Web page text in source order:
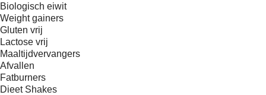
Biologisch eiwit
Weight gainers
Gluten vrij
Lactose vrij
Maaltijdvervangers
Afvallen
Fatburners
Dieet Shakes